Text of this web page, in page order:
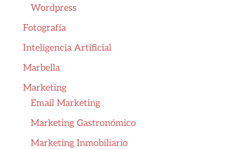
Wordpress
Fotografía
Inteligencia Artificial
Marbella
Marketing
Email Marketing
Marketing Gastronómico
Marketing Inmobiliario